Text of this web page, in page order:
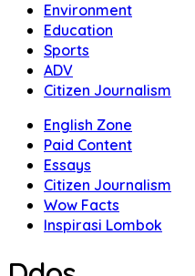
Environment
Education
Sports
ADV
Citizen Journalism
English Zone
Paid Content
Essays
Citizen Journalism
Wow Facts
Inspirasi Lombok